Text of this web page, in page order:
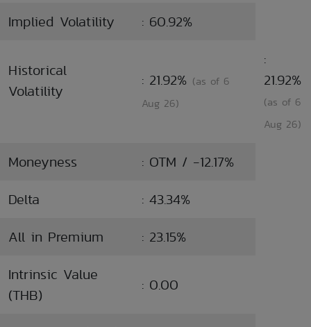
Implied Volatility
: 60.92%
Historical
Volatility
: 21.92% (as of 6
Aug 26)
:
21.92%
(as of 6
Aug 26)
Moneyness
: OTM / -12.17%
Delta
: 43.34%
All in Premium
: 23.15%
Intrinsic Value
(THB)
: 0.00